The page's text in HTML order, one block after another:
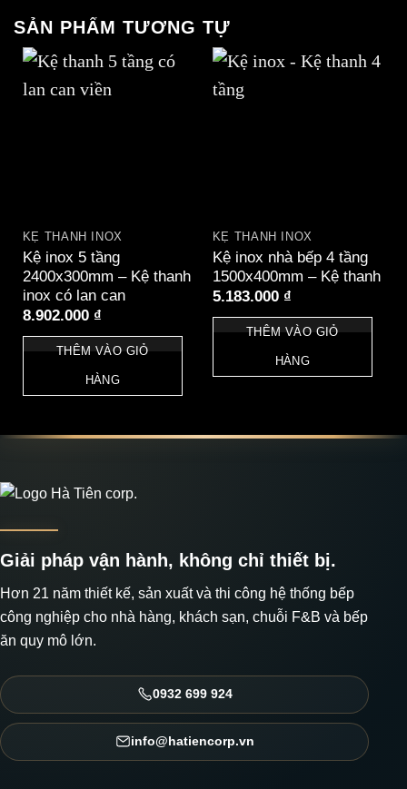
SẢN PHẨM TƯƠNG TỰ
KỆ THANH INOX
Kệ inox 5 tầng
2400x300mm – Kệ thanh
inox có lan can
8.902.000 ₫
THÊM VÀO GIỎ
HÀNG
KỆ THANH INOX
Kệ inox nhà bếp 4 tầng
1500x400mm – Kệ thanh
5.183.000 ₫
THÊM VÀO GIỎ
HÀNG
Giải pháp vận hành, không chỉ thiết bị.
Hơn 21 năm thiết kế, sản xuất và thi công hệ thống bếp
công nghiệp cho nhà hàng, khách sạn, chuỗi F&B và bếp
ăn quy mô lớn.
0932 699 924
info@hatiencorp.vn